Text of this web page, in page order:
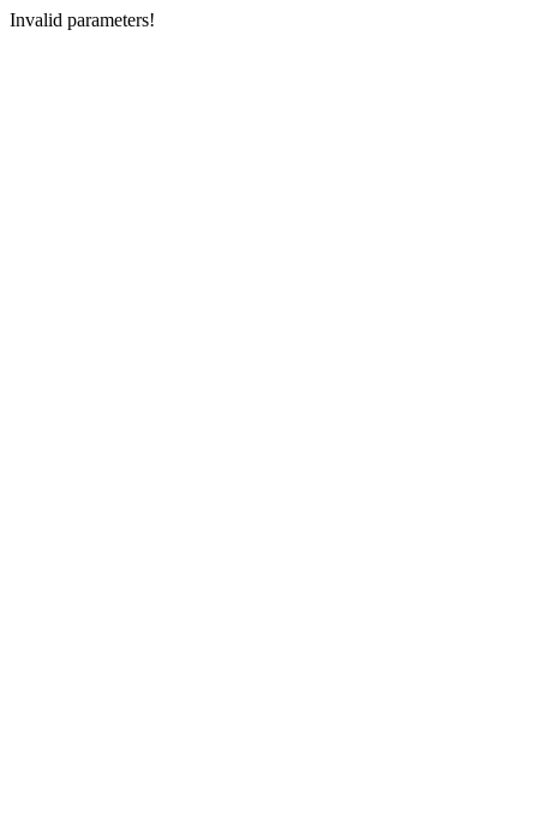
Invalid parameters!